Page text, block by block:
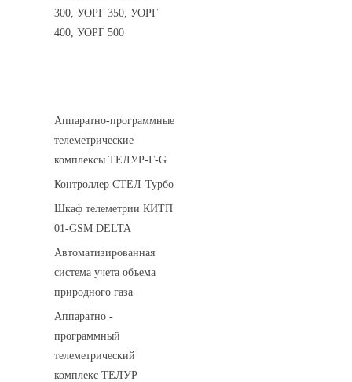
300, УОРГ 350, УОРГ
400, УОРГ 500
Аппаратно-программные
телеметрические
комплексы ТЕЛУР-Г-G
Контроллер СТЕЛ-Турбо
Шкаф телеметрии КИТП
01-GSM DELTA
Автоматизированная
система учета объема
природного газа
Аппаратно -
программный
телеметрический
комплекс ТЕЛУР